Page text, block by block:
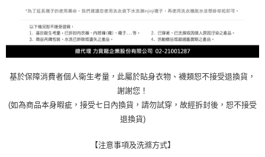
基於保障消費者個人衛生考量，此屬於貼身衣物、襪類恕不接受退換貨，
謝謝您！
(如為商品本身暇疵，接受七日內換貨，請勿試穿，故經拆封後，恕不接受
退換貨)
【注意事項及洗滌方式】